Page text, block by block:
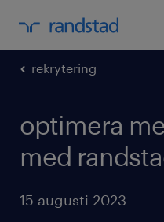
rekrytering
optimera
med
15 augusti 2023